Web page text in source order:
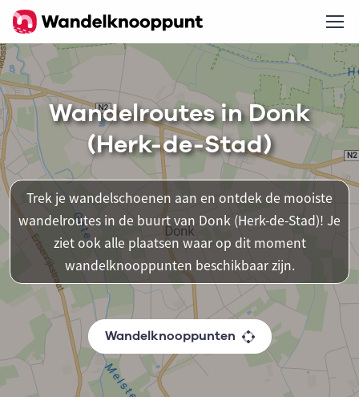
Wandelroutes in Donk
(Herk-de-Stad)
Trek je wandelschoenen aan en ontdek de mooiste
wandelroutes in de buurt van Donk (Herk-de-Stad)! Je
ziet ook alle plaatsen waar op dit moment
wandelknooppunten beschikbaar zijn.
Wandelknooppunten